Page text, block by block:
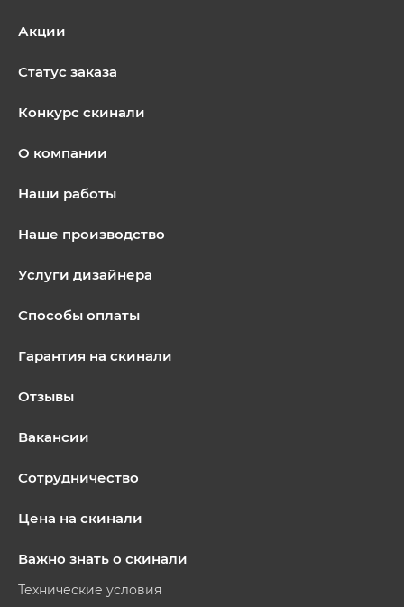
Акции
Статус заказа
Конкурс скинали
О компании
Наши работы
Наше производство
Услуги дизайнера
Способы оплаты
Гарантия на скинали
Отзывы
Вакансии
Сотрудничество
Цена на скинали
Важно знать о скинали
Технические условия